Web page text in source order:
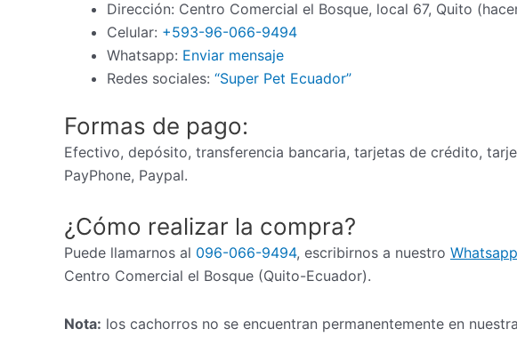
Dirección: Centro Comercial el Bosque, local 67, Quito
Celular: +593-96-066-9494
Whatsapp: Enviar mensaje
Redes sociales: “Super Pet Ecuador”
Formas de pago:
Efectivo, depósito, transferencia bancaria, tarjetas de crédito,
PayPhone, Paypal.
¿Cómo realizar la compra?
Puede llamarnos al 096-066-9494, escribirnos a nuestro Whatsapp
Centro Comercial el Bosque (Quito-Ecuador).
Nota: los cachorros no se encuentran permanentemente en